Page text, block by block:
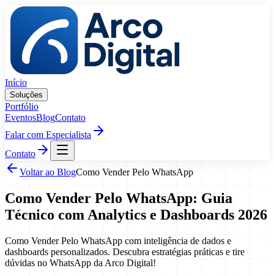
Pular para o conteúdo
Início
Soluções
Portfólio
EventosBlogContato
Falar com Especialista
Contato
Voltar ao BlogComo Vender Pelo WhatsApp
Como Vender Pelo WhatsApp: Guia
Técnico com Analytics e Dashboards 2026
Como Vender Pelo WhatsApp com inteligência de dados e
dashboards personalizados. Descubra estratégias práticas e tire
dúvidas no WhatsApp da Arco Digital!